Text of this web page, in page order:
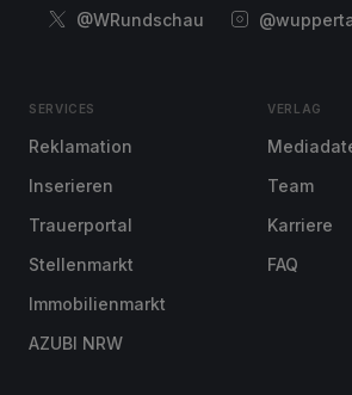
@WRundschau
SERVICES
Reklamation
Inserieren
Trauerportal
Stellenmarkt
Immobilienmarkt
AZUBI NRW
VERLAG
Team
Karriere
FAQ